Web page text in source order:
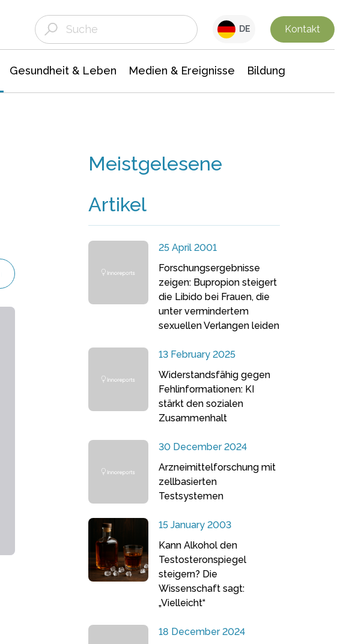
DE Kontakt
Gesundheit & Leben Medien & Ereignisse Bildung
Meistgelesene
Artikel
25 April 2001
Forschungsergebnisse
zeigen: Bupropion steigert
die Libido bei Frauen, die
unter vermindertem
sexuellen Verlangen leiden
13 February 2025
Widerstandsfähig gegen
Fehlinformationen: KI
stärkt den sozialen
Zusammenhalt
30 December 2024
Arzneimittelforschung mit
zellbasierten
Testsystemen
15 January 2003
Kann Alkohol den
Testosteronspiegel
steigern? Die
Wissenschaft sagt:
„Vielleicht“
18 December 2024